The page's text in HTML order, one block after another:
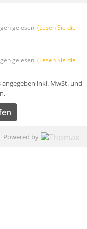
gelesen. (Lesen Sie die
gelesen. (Lesen Sie die
inkl. MwSt. und
Powered by